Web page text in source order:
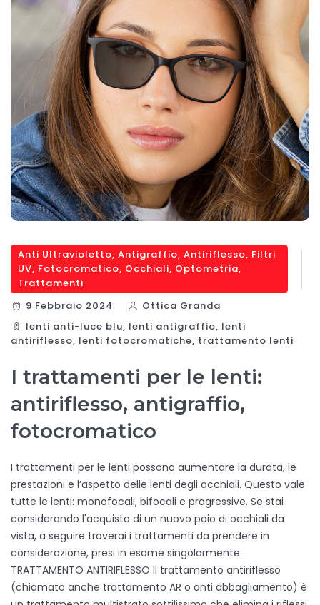
Anti Ultravioletto, Antigraffio, Antiriflesso, Filtri
UV, Fotocromatico, Occhiali, Optometria,
Trattamenti
9 Febbraio 2024
Ottica Granda
lenti anti-luce blu, lenti antigraffio, lenti
antiriflesso, lenti fotocromatiche, trattamento lenti
I trattamenti per le lenti:
antiriflesso, antigraffio,
fotocromatico
I trattamenti per le lenti possono aumentare la durata, le
prestazioni e l’aspetto delle lenti degli occhiali. Questo vale
tutte le lenti: monofocali, bifocali e progressive. Se stai
considerando l'acquisto di un nuovo paio di occhiali da
vista, a seguire troverai i trattamenti da prendere in
considerazione, presi in esame singolarmente:
TRATTAMENTO ANTIRIFLESSO Il trattamento antiriflesso
(chiamato anche trattamento AR o anti abbagliamento) è